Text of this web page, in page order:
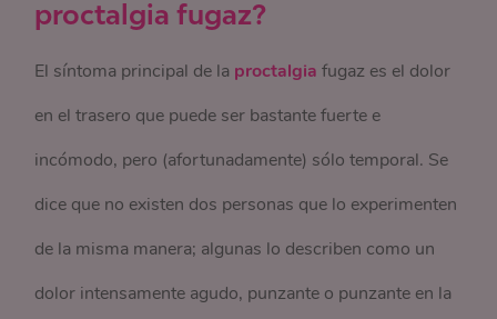
proctalgia fugaz?
El síntoma principal de la proctalgia fugaz es el dolor
en el trasero que puede ser bastante fuerte e
incómodo, pero (afortunadamente) sólo temporal. Se
dice que no existen dos personas que lo experimenten
de la misma manera; algunas lo describen como un
dolor intensamente agudo, punzante o punzante en la